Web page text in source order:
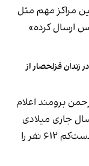
مراکز مهم مثل
ارسال کرده»
زندان قزلحصار از
برومند اعلام
جاری میلادی
(۱۱ دی ۱۴۰۴ تا هفته اول اردیبهشت ۱۴۰۵) دست‌کم ۶۱۲ نفر را